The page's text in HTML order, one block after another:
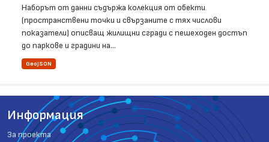
Наборът от данни съдържа колекция от обекти
(пространствени точки и свързаните с тях числови
показатели) описващ жилищни сгради с пешеходен достъп
до паркове и градини на...
GeoJSON
Информация
За проекта